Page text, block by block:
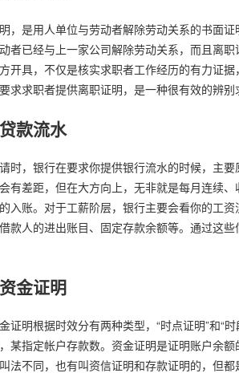
，是用人单位与劳动者解除劳动关系的书面
者已经与上一家公司解除劳动关系，而且离
开具，不仅是核实求职者工作经历的有力证
求求职者提供离职证明，是一种很有效的辨别
款流水
时，银行在要求你提供银行流水的时候，主
有差距，但在大方向上，无非就是每月连续
入账。对于工薪阶层，银行主要会看你的工
款人的进出账目、固定存款余额等。通过这
金证明
证明根据时效分有两种类型，“时点证明”和“
某指定帐户存款数。资金证明是证明账户余
法不同，也有叫资信证明和存款证明的，但都